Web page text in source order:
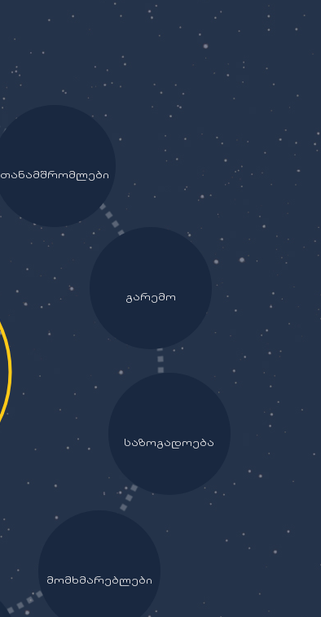
თანამშრომლები
გარემო
საზოგადოება
მომხმარებლები